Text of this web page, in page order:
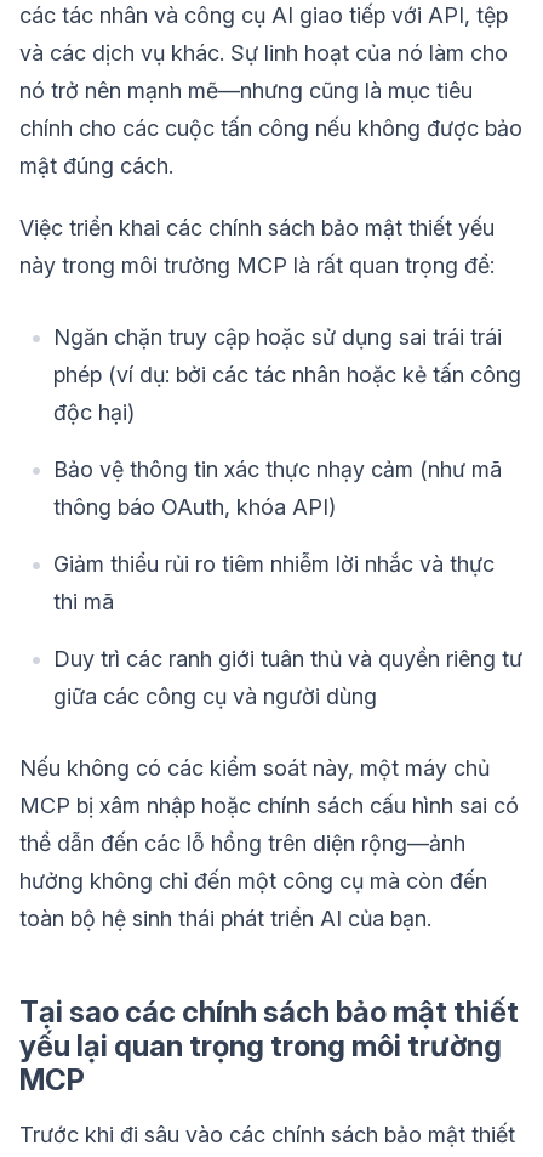
các tác nhân và công cụ AI giao tiếp với API, tệp
và các dịch vụ khác. Sự linh hoạt của nó làm cho
nó trở nên mạnh mẽ—nhưng cũng là mục tiêu
chính cho các cuộc tấn công nếu không được bảo
mật đúng cách.
Việc triển khai các chính sách bảo mật thiết yếu
này trong môi trường MCP là rất quan trọng để:
Ngăn chặn truy cập hoặc sử dụng sai trái trái
phép (ví dụ: bởi các tác nhân hoặc kẻ tấn công
độc hại)
Bảo vệ thông tin xác thực nhạy cảm (như mã
thông báo OAuth, khóa API)
Giảm thiểu rủi ro tiêm nhiễm lời nhắc và thực
thi mã
Duy trì các ranh giới tuân thủ và quyền riêng tư
giữa các công cụ và người dùng
Nếu không có các kiểm soát này, một máy chủ
MCP bị xâm nhập hoặc chính sách cấu hình sai có
thể dẫn đến các lỗ hổng trên diện rộng—ảnh
hưởng không chỉ đến một công cụ mà còn đến
toàn bộ hệ sinh thái phát triển AI của bạn.
Tại sao các chính sách bảo mật thiết
yếu lại quan trọng trong môi trường
MCP
Trước khi đi sâu vào các chính sách bảo mật thiết